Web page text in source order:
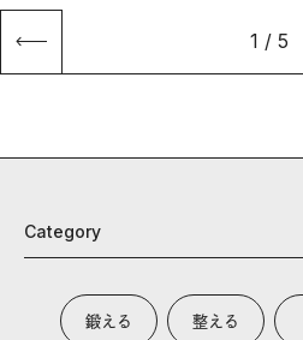
1 / 5
Category
鍛える 整える